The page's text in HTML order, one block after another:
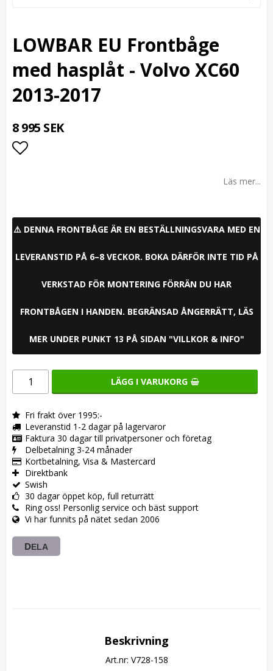
LOWBAR EU Frontbåge
med hasplåt - Volvo XC60
2013-2017
8 995 SEK
Läs mer...
⚠️ DENNA FRONTBÅGE ÄR EN BESTÄLLNINGSVARA MED EN
LEVERANSTID PÅ 6–8 VECKOR. BOKA DÄRFÖR INTE TID PÅ
VERKSTAD FÖR MONTERING FÖRRÄN DU HAR
FRONTBÅGEN I HANDEN. BEGRÄNSAD ÅNGERRÄTT, LÄS
MER UNDER PUNKT 13 PÅ SIDAN "VILLKOR & INFO"
LÄGG I VARUKORG
Fri frakt över 1995:-
Leveranstid 1-2 dagar på lagervaror
Faktura 30 dagar till privatpersoner och företag
Delbetalning 3-24 månader
Kortbetalning, Visa & Mastercard
Direktbank
Swish
30 dagar öppet köp, full returrätt
Ring oss! Personlig service och bäst support
Vi har funnits på nätet sedan 2006
DELA
Beskrivning
Art.nr: V728-158